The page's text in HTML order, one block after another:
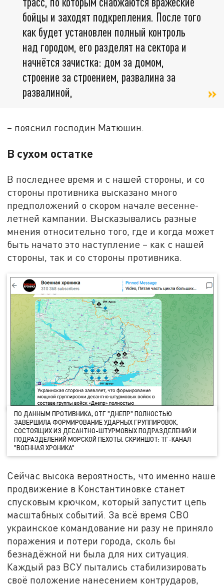
бойцы и заходят подкрепления. После того
как будет установлен полный контроль
над городом, его разделят на сектора и
начнётся зачистка: дом за домом,
строение за строением, развалина за
развалиной,
– пояснил господин Матюшин.
В сухом остатке
В последнее время и с нашей стороны, и со
стороны противника высказано много
предположений о скором начале весенне-
летней кампании. Высказывались разные
мнения относительно того, где и когда может
быть начато это наступление – как с нашей
стороны, так и со стороны противника.
ПО ДАННЫМ ПРОТИВНИКА, ОТГ "ДНЕПР" ПОЛНОСТЬЮ
ЗАВЕРШИЛА ФОРМИРОВАНИЕ УДАРНЫХ ГРУППИРОВОК,
СОСТОЯЩИХ ИЗ ДЕСАНТНО-ШТУРМОВЫХ ПОДРАЗДЕЛЕНИЙ И
ПОДРАЗДЕЛЕНИЙ МОРСКОЙ ПЕХОТЫ. СКРИНШОТ: ТГ-КАНАЛ
"ВОЕННАЯ ХРОНИКА"
Сейчас высока вероятность, что именно наше
продвижение в Константиновке станет
спусковым крючком, который запустит цепь
масштабных событий. За всё время СВО
украинское командование ни разу не приняло
поражения и потери города, сколь бы
безнадёжной ни была для них ситуация.
Каждый раз ВСУ пытались стабилизировать
своё положение нанесением контрударов,